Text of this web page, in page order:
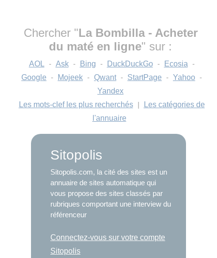
Chercher "La Bombilla - Acheter
du maté en ligne" sur :
AOL - Ask - Bing - DuckDuckGo - Ecosia -
Google - Mojeek - Qwant - StartPage - Yahoo -
Yandex
Les mots-clef les plus recherchés
|
Les catégories de
l'annuaire
Sitopolis
Sitopolis.com, la cité des sites est un
annuaire de sites automatique qui
vous propose des sites classés par
rubriques comportant une interview du
référenceur
Connectez-vous sur votre compte
Sitopolis